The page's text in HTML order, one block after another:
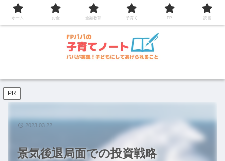
コンテンツへスキップ
PR
景気後退局面での投資戦略
2023.03.22
ホーム お金 金融教育 子育て FP 読書